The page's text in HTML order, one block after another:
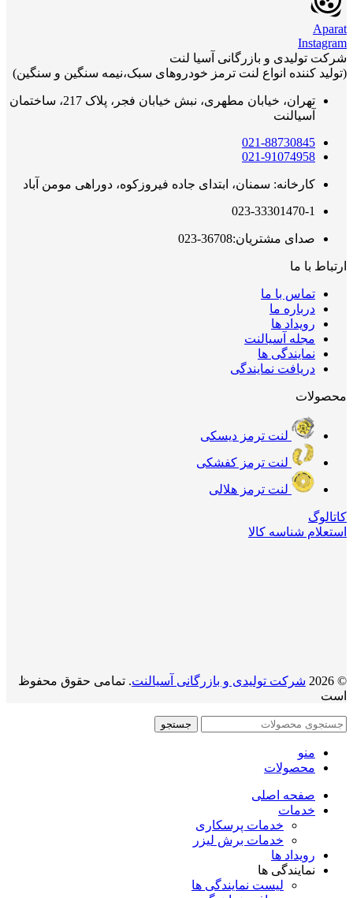
Aparat
Instagram
شرکت تولیدی و بازرگانی آسیا لنت
(تولید کننده انواع لنت ترمز خودروهای سبک،نیمه سنگین و سنگین)
تهران، خیابان مطهری، نبش خیابان فجر، پلاک 217، ساختمان
آسیالنت
021-88730845
021-91074958
کارخانه: سمنان، ابتدای جاده فیروزکوه، دوراهی مومن آباد
023-33301470-1
صدای مشتریان:36708-023
ارتباط با ما
تماس با ما
درباره ما
رویداد ها
مجله آسیالنت
نمایندگی ها
دریافت نمایندگی
محصولات
لنت ترمز دیسکی
لنت ترمز کفشکی
لنت ترمز هلالی
کاتالوگ
استعلام شناسه کالا
© 2026 شرکت تولیدی و بازرگانی آسیالنت. تمامی حقوق محفوظ
است
جستجو
منو
محصولات
صفحه اصلی
خدمات
خدمات پرسکاری
خدمات برش لیزر
رویداد ها
نمایندگی ها
لیست نمایندگی ها